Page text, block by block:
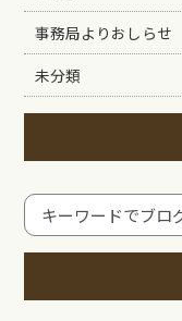
事務局よりおしらせ
未分類